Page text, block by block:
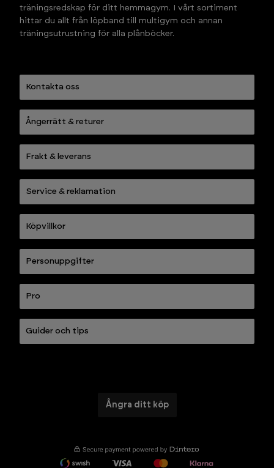
träningsredskap för ditt hemmagym. I vårt sortiment
hittar du allt från löpband till multigym och annan
träningsutrustning för alla plånböcker.
Kontakta oss
Ångerrätt & returer
Frakt & leverans
Service & reklamation
Köpvillkor
Personuppgifter
Pro
Guider och tips
Ångra ditt köp